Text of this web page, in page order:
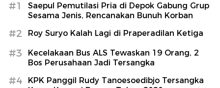
#1
Saepul Pemutilasi Pria di Depok Gabung Grup
Sesama Jenis, Rencanakan Bunuh Korban
#2 Roy Suryo Kalah Lagi di Praperadilan Ketiga
#3
Kecelakaan Bus ALS Tewaskan 19 Orang, 2
Bos Perusahaan Jadi Tersangka
#4
KPK Panggil Rudy Tanoesoedibjo Tersangka